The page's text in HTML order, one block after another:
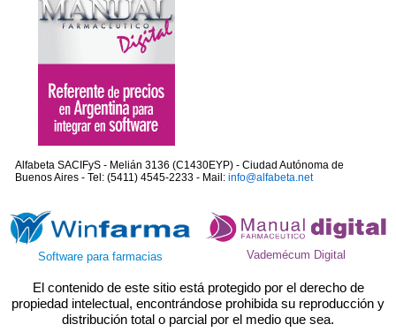
Alfabeta SACIFyS - Melián 3136 (C1430EYP) - Ciudad Autónoma de
Buenos Aires - Tel: (5411) 4545-2233 - Mail: info@alfabeta.net
Software para farmacias Vademécum Digital
El contenido de este sitio está protegido por el derecho de
propiedad intelectual, encontrándose prohibida su reproducción y
distribución total o parcial por el medio que sea.